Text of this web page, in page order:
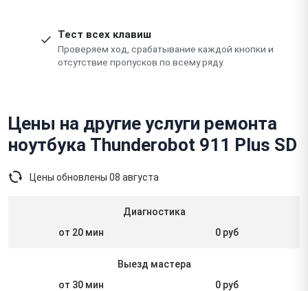
Тест всех клавиш
Проверяем ход, срабатывание каждой кнопки и
отсутствие пропусков по всему ряду.
Цены на другие услуги ремонта
ноутбука Thunderobot 911 Plus SD
Цены обновлены 08 августа
Диагностика
от 20 мин
0 руб
Выезд мастера
от 30 мин
0 руб